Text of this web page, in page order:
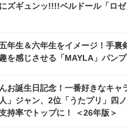
にズギュンッ!!!!ベルドール「ロ
年生＆六年生をイメージ！手裏
を感じさせる「MAYLA」パン
お誕生日記念！一番好きなキャ
人」ジャン、2位「うたプリ」四
持率でトップに！ ＜26年版＞